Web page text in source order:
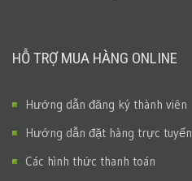
HỖ TRỢ MUA HÀNG ONLINE
Hướng dẫn đăng ký thành viên
Hướng dẫn đặt hàng trực tuyến
Các hình thức thanh toán